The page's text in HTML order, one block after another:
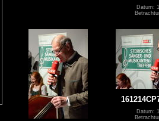
Datum:
Datum: